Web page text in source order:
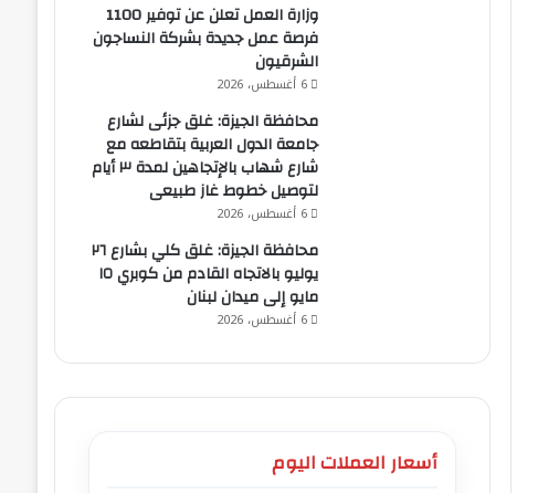
وزارة العمل تعلن عن توفير 1100
فرصة عمل جديدة بشركة النساجون
الشرقيون
6 أغسطس، 2026
محافظة الجيزة: غلق جزئى لشارع
جامعة الدول العربية بتقاطعه مع
شارع شهاب بالإتجاهين لمدة ٣ أيام
لتوصيل خطوط غاز طبيعى
6 أغسطس، 2026
محافظة الجيزة: غلق كلي بشارع ٢٦
يوليو بالاتجاه القادم من كوبري ١٥
مايو إلى ميدان لبنان
6 أغسطس، 2026
أسعار العملات اليوم